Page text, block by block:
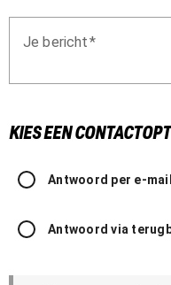
Je bericht
KIES EEN
Antwoord per e-mail
Antwoord via